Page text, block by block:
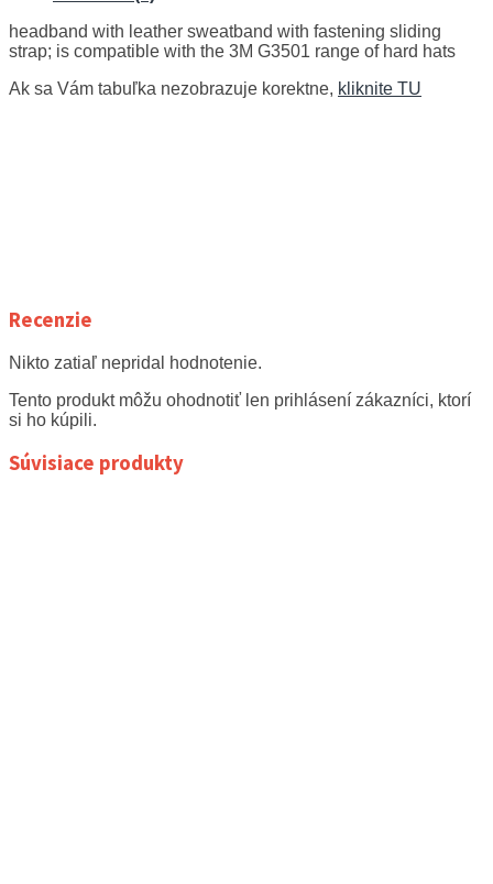
headband with leather sweatband with fastening sliding
strap; is compatible with the 3M G3501 range of hard hats
Ak sa Vám tabuľka nezobrazuje korektne, kliknite TU
Recenzie
Nikto zatiaľ nepridal hodnotenie.
Tento produkt môžu ohodnotiť len prihlásení zákazníci, ktorí
si ho kúpili.
Súvisiace produkty